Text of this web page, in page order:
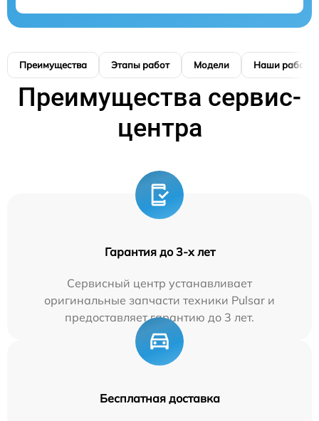
Преимущества Этапы работ Модели Наши работы
Преимущества сервис-
центра
Гарантия до 3-х лет
Сервисный центр устанавливает
оригинальные запчасти техники Pulsar и
предоставляет гарантию до 3 лет.
Бесплатная доставка